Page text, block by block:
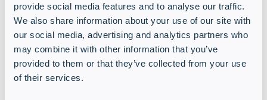
provide social media features and to analyse our traffic.
We also share information about your use of our site with
our social media, advertising and analytics partners who
may combine it with other information that you’ve
provided to them or that they’ve collected from your use
of their services.
Läs mer
Online Events
Past event: Infinigate webinar:
Sophos Partner connect